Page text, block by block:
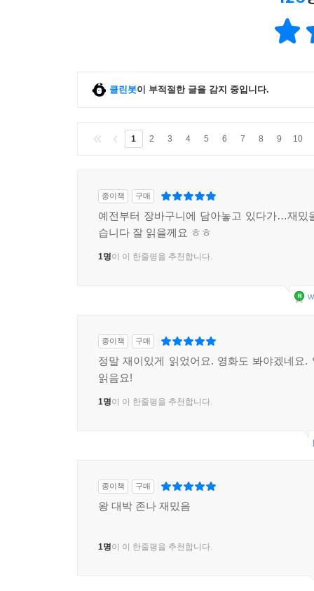
클린봇이 부적절한 글을 감지 중입니다.
1 2 3 4 5 6 7 8 9 10
종이책 구매
예전부터 장바구니에 담아놓고 있다가…재밌
습니다 잘 읽을께요 ㅎㅎ
1명이 이 한줄평을 추천합니다.
종이책 구매
정말 재이있게 읽었어요. 영화도 봐야겠네요.
읽음요!
1명이 이 한줄평을 추천합니다.
종이책 구매
왕 대박 존나 재밌음
1명이 이 한줄평을 추천합니다.